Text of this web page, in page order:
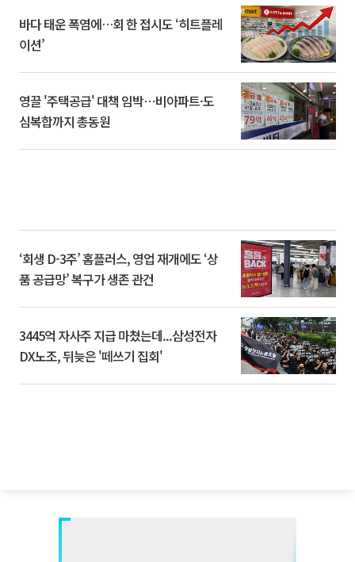
바다 태운 폭염에…회 한 접시도 ‘히트플레
이션’
영끌 '주택공급' 대책 임박⋯비아파트·도
심복합까지 총동원
‘회생 D-3주’ 홈플러스, 영업 재개에도 ‘상
품 공급망’ 복구가 생존 관건
3445억 자사주 지급 마쳤는데...삼성전자
DX노조, 뒤늦은 '떼쓰기 집회'